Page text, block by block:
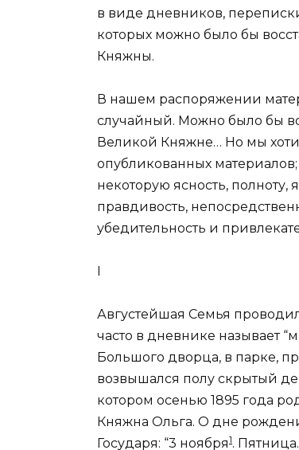
в виде дневников,
которых можно было бы
Княжны.
В нашем распоряжении
случайный. Можно было бы
Великой Княжне… Но мы
опубликованных материалов;
некоторую ясность, полноту,
правдивость,
убедительность и
I
Августейшая Семья
часто в дневнике называет
Большого дворца, в парке,
возвышался полу скрытый
котором осенью 1895 года
Княжна Ольга. О дне
Государя: “3 ноября1.